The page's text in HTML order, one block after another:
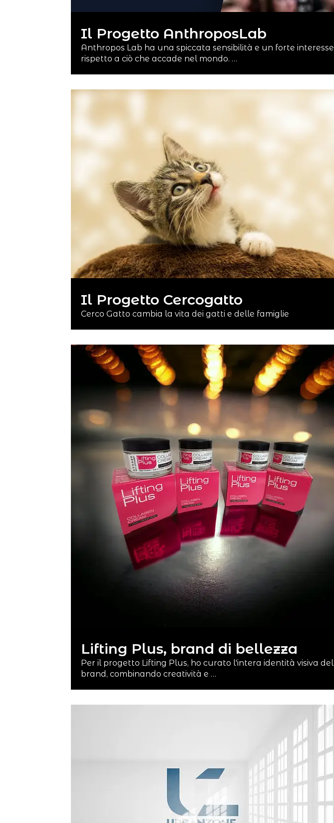
Il Progetto AnthroposLab
Anthropos Lab ha una spiccata sensibilità e un forte interesse
rispetto a ciò che accade nel mondo. …
Il Progetto Cercogatto
Cerco Gatto cambia la vita dei gatti e delle famiglie
Lifting Plus, brand di bellezza
Per il progetto Lifting Plus, ho curato l'intera identità visiva del
brand, combinando creatività e …